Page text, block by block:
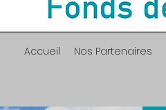
Accueil Nos Partenaires